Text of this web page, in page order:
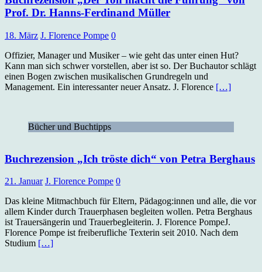
Prof. Dr. Hanns-Ferdinand Müller
18. März J. Florence Pompe 0
Offizier, Manager und Musiker – wie geht das unter einen Hut?
Kann man sich schwer vorstellen, aber ist so. Der Buchautor schlägt
einen Bogen zwischen musikalischen Grundregeln und
Management. Ein interessanter neuer Ansatz. J. Florence […]
Bücher und Buchtipps
Buchrezension „Ich tröste dich“ von Petra Berghaus
21. Januar J. Florence Pompe 0
Das kleine Mitmachbuch für Eltern, Pädagog:innen und alle, die vor
allem Kinder durch Trauerphasen begleiten wollen. Petra Berghaus
ist Trauersängerin und Trauerbegleiterin. J. Florence PompeJ.
Florence Pompe ist freiberufliche Texterin seit 2010. Nach dem
Studium […]